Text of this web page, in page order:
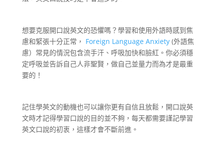
想要克服開口說英文的恐懼嗎？學習和使用外語時感到焦
慮和緊張十分正常， Foreign Language Anxiety(外語焦
慮）常見的情況包含流手汗、呼吸加快和臉紅。你必須穩
定呼吸並告訴自己人非聖賢，做自己並量力而為才是最重
要的！
記住學英文的動機也可以讓你更有自信且放鬆，開口說英
文時才記得學習口說的目的並不夠，每天都需要謹記學習
英文口說的初衷，這樣才會不斷前進。